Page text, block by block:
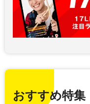
おすすめ特集